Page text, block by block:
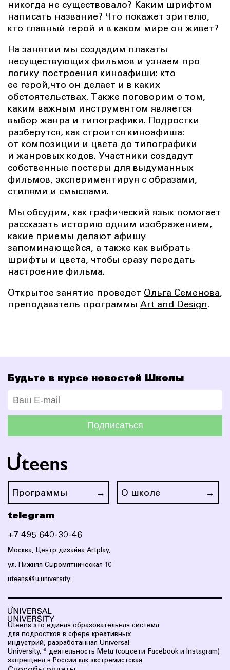
никогда не существовало? Каким шрифтом
написать название? Что покажет зрителю,
кто главный герой и в каком мире он живет?
На занятии мы создадим плакаты
несуществующих фильмов и узнаем про
логику построения киноафиши: кто
ее герой,что он делает и в каких
обстоятельствах. Также поговорим о том,
каким важным инструментом является
выбор жанра и типографики. Подростки
разберутся, как строится киноафиша:
от композиции и цвета до типографики
и жанровых кодов. Участники создадут
собственные постеры для выдуманных
фильмов, экспериментируя с образами,
стилями и смыслами.
Мы обсудим, как графический язык помогает
рассказать историю одним изображением,
какие приемы делают афишу
запоминающейся, а также как выбрать
шрифты и цвета, чтобы сразу передать
настроение фильма.
Открытое занятие проведет Ольга Семенова,
преподаватель программы Art and Design.
Будьте в курсе новостей Школы
Подписаться
Программы О школе
telegram
+7 495 640-30-46
Москва, Центр дизайна Artplay,
ул. Нижняя Сыромятническая 10
uteens@u.university
Uteens это eдиная образовательная система
для подростков в сфере креативных
индустрий, разработанная Universal
University. * деятельность Meta (соцсети Facebook и Instagram)
запрещена в России как экстремистская